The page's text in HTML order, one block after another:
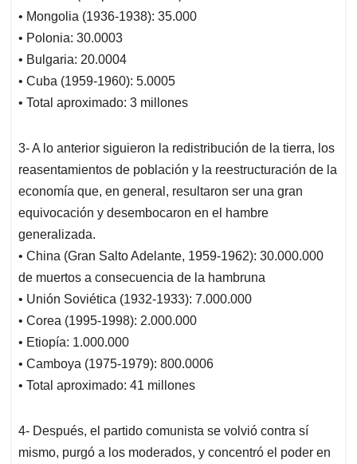
• Mongolia (1936-1938): 35.000
• Polonia: 30.0003
• Bulgaria: 20.0004
• Cuba (1959-1960): 5.0005
• Total aproximado: 3 millones
3- A lo anterior siguieron la redistribución de la tierra, los
reasentamientos de población y la reestructuración de la
economía que, en general, resultaron ser una gran
equivocación y desembocaron en el hambre
generalizada.
• China (Gran Salto Adelante, 1959-1962): 30.000.000
de muertos a consecuencia de la hambruna
• Unión Soviética (1932-1933): 7.000.000
• Corea (1995-1998): 2.000.000
• Etiopía: 1.000.000
• Camboya (1975-1979): 800.0006
• Total aproximado: 41 millones
4- Después, el partido comunista se volvió contra sí
mismo, purgó a los moderados, y concentró el poder en